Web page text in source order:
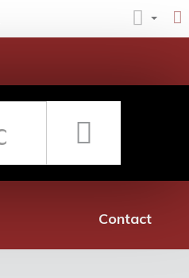
Rețea librării
Contact